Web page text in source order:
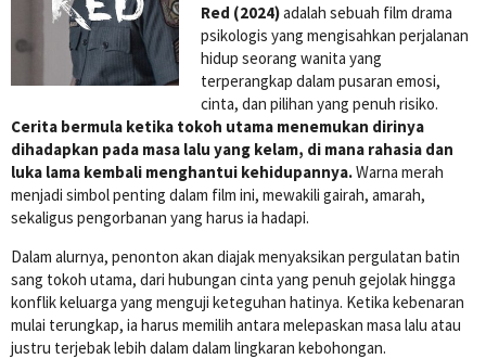
Red (2024)adalah sebuah film drama
psikologis yang mengisahkan perjalanan
hidup seorang wanita yang
terperangkap dalam pusaran emosi,
cinta, dan pilihan yang penuh risiko.
Cerita bermula ketika tokoh utama menemukan dirinya
dihadapkan pada masa lalu yang kelam, di mana rahasia dan
luka lama kembali menghantui kehidupannya.Warna merah
menjadi simbol penting dalam film ini, mewakili gairah, amarah,
sekaligus pengorbanan yang harus ia hadapi.
Dalam alurnya, penonton akan diajak menyaksikan pergulatan batin
sang tokoh utama, dari hubungan cinta yang penuh gejolak hingga
konflik keluarga yang menguji keteguhan hatinya. Ketika kebenaran
mulai terungkap, ia harus memilih antara melepaskan masa lalu atau
justru terjebak lebih dalam dalam lingkaran kebohongan.